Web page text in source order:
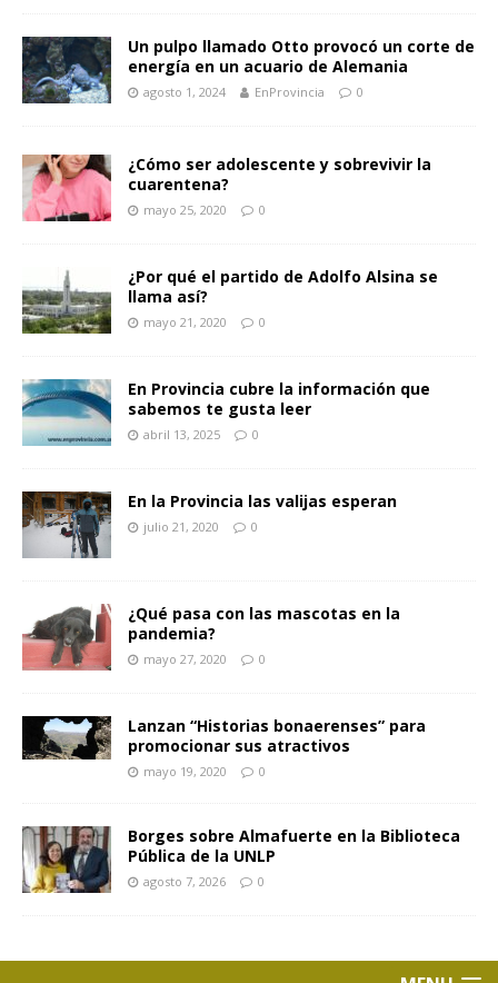
Un pulpo llamado Otto provocó un corte de
energía en un acuario de Alemania
agosto 1, 2024 EnProvincia 0
¿Cómo ser adolescente y sobrevivir la
cuarentena?
mayo 25, 2020 0
¿Por qué el partido de Adolfo Alsina se
llama así?
mayo 21, 2020 0
En Provincia cubre la información que
sabemos te gusta leer
abril 13, 2025 0
En la Provincia las valijas esperan
julio 21, 2020 0
¿Qué pasa con las mascotas en la
pandemia?
mayo 27, 2020 0
Lanzan “Historias bonaerenses” para
promocionar sus atractivos
mayo 19, 2020 0
Borges sobre Almafuerte en la Biblioteca
Pública de la UNLP
agosto 7, 2026 0